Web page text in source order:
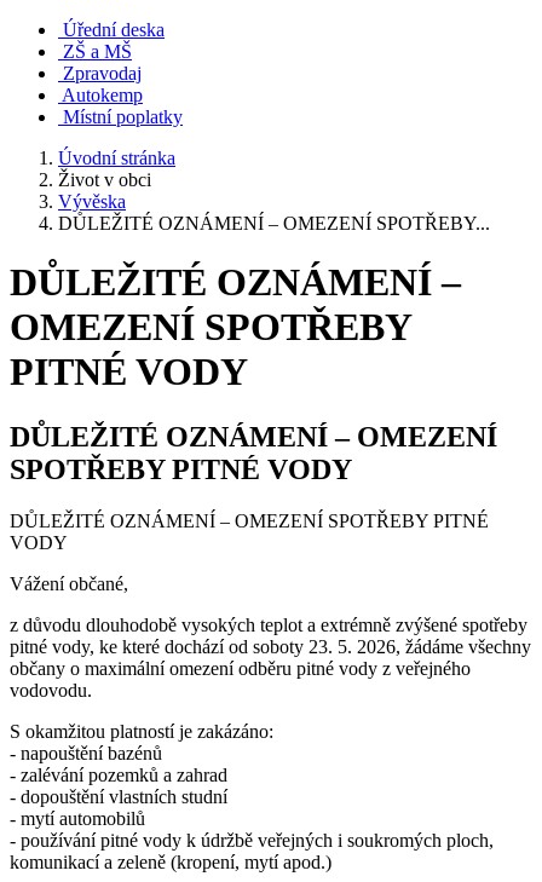
Úřední deska
ZŠ a MŠ
Zpravodaj
Autokemp
Místní poplatky
Úvodní stránka
Život v obci
Vývěska
DŮLEŽITÉ OZNÁMENÍ – OMEZENÍ SPOTŘEBY...
DŮLEŽITÉ OZNÁMENÍ –
OMEZENÍ SPOTŘEBY
PITNÉ VODY
DŮLEŽITÉ OZNÁMENÍ – OMEZENÍ
SPOTŘEBY PITNÉ VODY
DŮLEŽITÉ OZNÁMENÍ – OMEZENÍ SPOTŘEBY PITNÉ
VODY
Vážení občané,
z důvodu dlouhodobě vysokých teplot a extrémně zvýšené spotřeby
pitné vody, ke které dochází od soboty 23. 5. 2026, žádáme všechny
občany o maximální omezení odběru pitné vody z veřejného
vodovodu.
S okamžitou platností je zakázáno:
- napouštění bazénů
- zalévání pozemků a zahrad
- dopouštění vlastních studní
- mytí automobilů
- používání pitné vody k údržbě veřejných i soukromých ploch,
komunikací a zeleně (kropení, mytí apod.)